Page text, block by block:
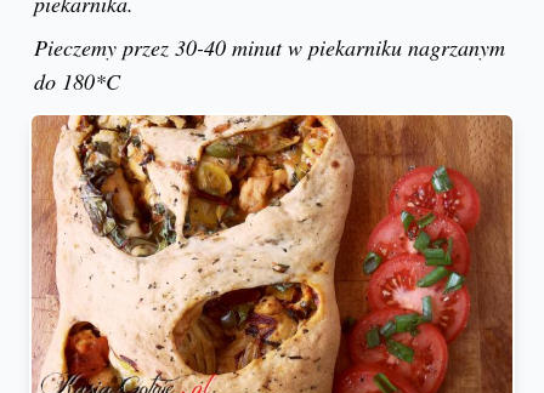
Pieczemy przez 30-40 minut w piekarniku nagrzanym
do 180*C